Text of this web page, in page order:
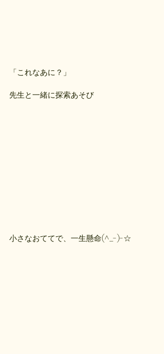
「これなあに？」
先生と一緒に探索あそび
小さなおててで、一生懸命(^_-)-☆